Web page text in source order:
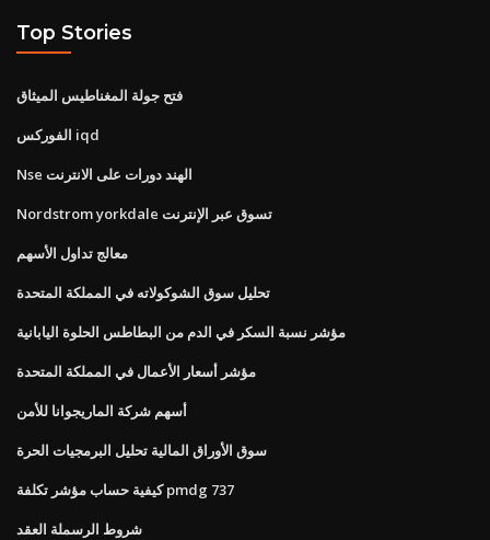
Top Stories
فتح جولة المغناطيس الميثاق
الفوركس iqd
Nse الهند دورات على الانترنت
Nordstrom yorkdale تسوق عبر الإنترنت
معالج تداول الأسهم
تحليل سوق الشوكولاته في المملكة المتحدة
مؤشر نسبة السكر في الدم من البطاطس الحلوة اليابانية
مؤشر أسعار الأعمال في المملكة المتحدة
أسهم شركة الماريجوانا للأمن
سوق الأوراق المالية تحليل البرمجيات الحرة
كيفية حساب مؤشر تكلفة pmdg 737
شروط الرسملة العقد